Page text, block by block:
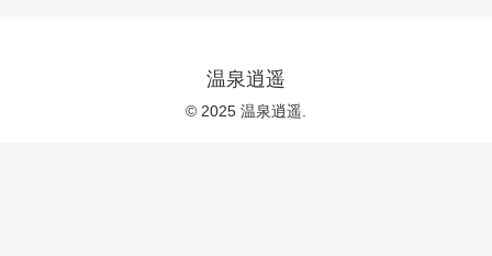
温泉逍遥
© 2025 温泉逍遥.